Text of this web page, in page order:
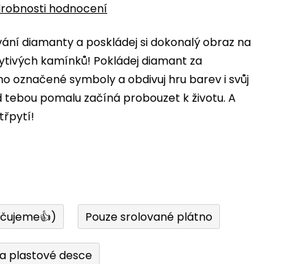
hodnocení
diamanty a poskládej si dokonalý obraz na
kamínků! Pokládej diamant za
označené symboly a obdivuj hru barev i svůj
pomalu začíná probouzet k životu. A
Pouze srolované plátno
plastové desce